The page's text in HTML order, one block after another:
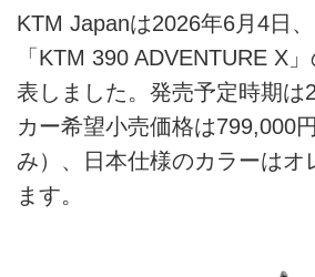
KTM Japanは2026年6月4日
「KTM 390 ADVENTURE X
表しました。発売予定時期は
カー希望小売価格は799,000
み）、日本仕様のカラーはオ
ます。